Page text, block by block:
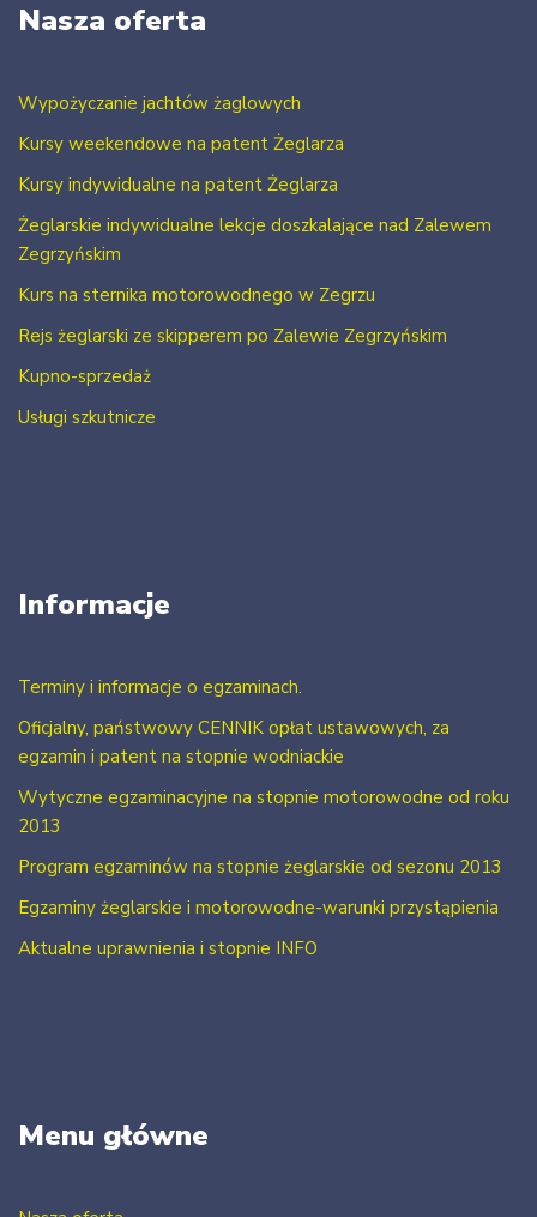
Nasza oferta
Wypożyczanie jachtów żaglowych
Kursy weekendowe na patent Żeglarza
Kursy indywidualne na patent Żeglarza
Żeglarskie indywidualne lekcje doszkalające nad Zalewem
Zegrzyńskim
Kurs na sternika motorowodnego w Zegrzu
Rejs żeglarski ze skipperem po Zalewie Zegrzyńskim
Kupno-sprzedaż
Usługi szkutnicze
Informacje
Terminy i informacje o egzaminach.
Oficjalny, państwowy CENNIK opłat ustawowych, za
egzamin i patent na stopnie wodniackie
Wytyczne egzaminacyjne na stopnie motorowodne od roku
2013
Program egzaminów na stopnie żeglarskie od sezonu 2013
Egzaminy żeglarskie i motorowodne-warunki przystąpienia
Aktualne uprawnienia i stopnie INFO
Menu główne